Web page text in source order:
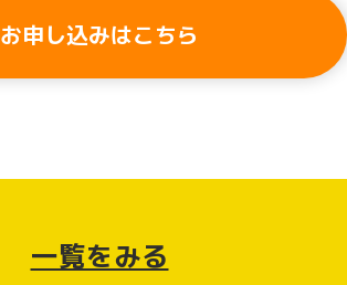
お申し込みはこちら
一覧をみる